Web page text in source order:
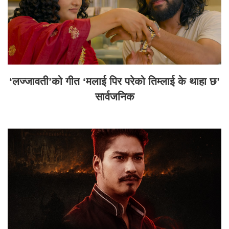
‘लज्जावती’को गीत ‘मलाई पिर परेको तिम्लाई के थाहा छ’
सार्वजनिक